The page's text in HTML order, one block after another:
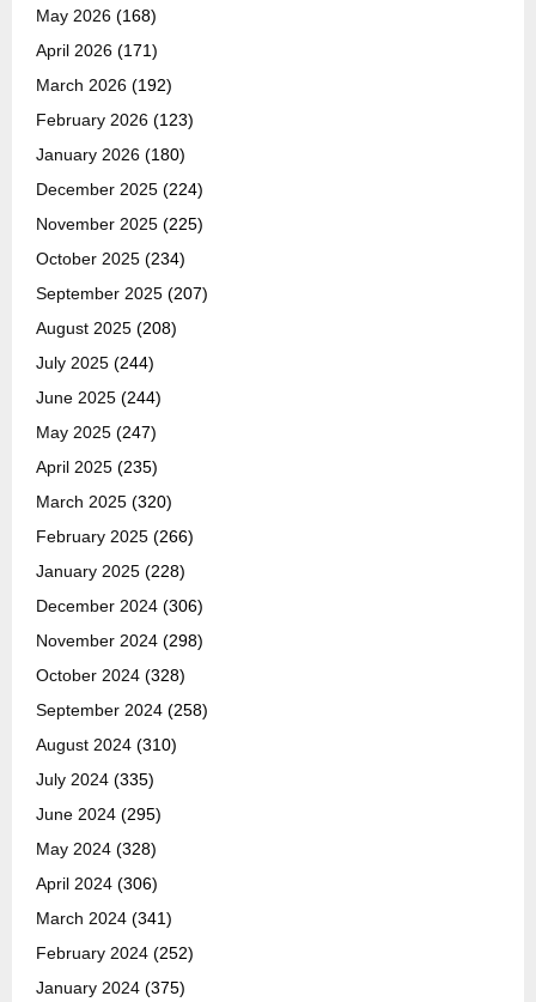
May 2026 (168)
April 2026 (171)
March 2026 (192)
February 2026 (123)
January 2026 (180)
December 2025 (224)
November 2025 (225)
October 2025 (234)
September 2025 (207)
August 2025 (208)
July 2025 (244)
June 2025 (244)
May 2025 (247)
April 2025 (235)
March 2025 (320)
February 2025 (266)
January 2025 (228)
December 2024 (306)
November 2024 (298)
October 2024 (328)
September 2024 (258)
August 2024 (310)
July 2024 (335)
June 2024 (295)
May 2024 (328)
April 2024 (306)
March 2024 (341)
February 2024 (252)
January 2024 (375)